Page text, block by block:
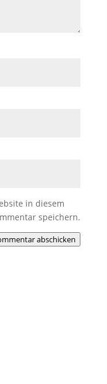
in diesem
speichern.
abschicken